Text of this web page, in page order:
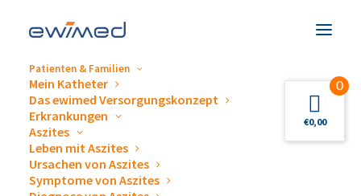
Patienten & Familien
Mein Katheter
Das ewimed Versorgungskonzept
Erkrankungen
Aszites
Leben mit Aszites
Ursachen von Aszites
Symptome von Aszites
Macintosh
0
€0,00